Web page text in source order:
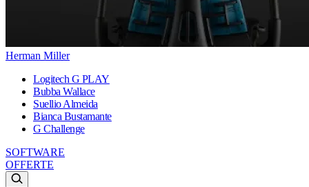
Herman Miller
Logitech G PLAY
Bubba Wallace
Suellio Almeida
Bianca Bustamante
G Challenge
SOFTWARE
OFFERTE